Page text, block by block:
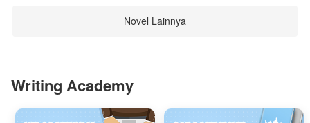
Novel Lainnya
Writing Academy